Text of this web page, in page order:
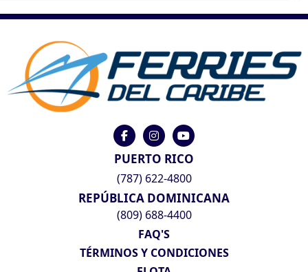
PUERTO RICO
(787) 622-4800
REPÚBLICA DOMINICANA
(809) 688-4400
FAQ'S
TÉRMINOS Y CONDICIONES